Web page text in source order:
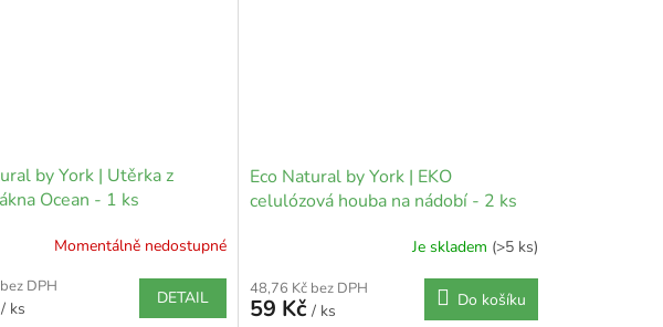
by York | Utěrka z
Ocean - 1 ks
Momentálně nedostupné
DPH
/ ks
DETAIL
Eco Natural by York | EKO
celulózová houba na nádobí - 2 ks
Je skladem (>5 ks)
48,76 Kč bez DPH
59 Kč / ks
Do košíku